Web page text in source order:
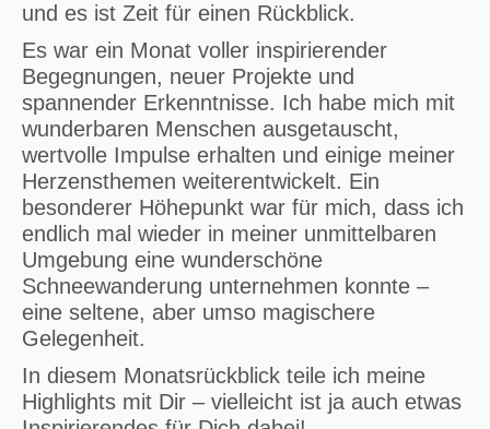
und es ist Zeit für einen Rückblick.
Es war ein Monat voller inspirierender
Begegnungen, neuer Projekte und
spannender Erkenntnisse. Ich habe mich mit
wunderbaren Menschen ausgetauscht,
wertvolle Impulse erhalten und einige meiner
Herzensthemen weiterentwickelt. Ein
besonderer Höhepunkt war für mich, dass ich
endlich mal wieder in meiner unmittelbaren
Umgebung eine wunderschöne
Schneewanderung unternehmen konnte –
eine seltene, aber umso magischere
Gelegenheit.
In diesem Monatsrückblick teile ich meine
Highlights mit Dir – vielleicht ist ja auch etwas